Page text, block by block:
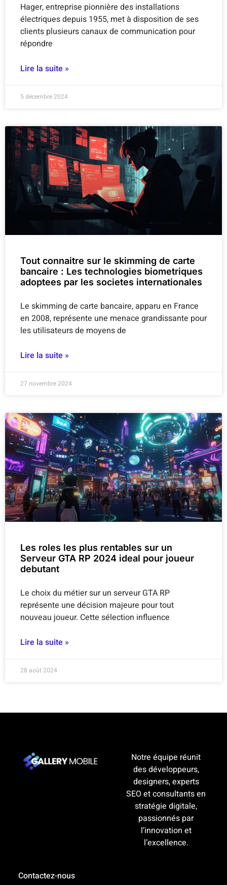
Hager, entreprise pionnière des installations
électriques depuis 1955, met à disposition de ses
clients plusieurs canaux de communication pour
répondre
Lire la suite »
5 décembre 2024
Tout connaitre sur le skimming de carte
bancaire : Les technologies biometriques
adoptees par les societes internationales
Le skimming de carte bancaire, apparu en France
en 2008, représente une menace grandissante pour
les utilisateurs de moyens de
Lire la suite »
27 novembre 2024
Les roles les plus rentables sur un
Serveur GTA RP 2024 ideal pour joueur
debutant
Le choix du métier sur un serveur GTA RP
représente une décision majeure pour tout
nouveau joueur. Cette sélection influence
Lire la suite »
28 août 2024
Notre équipe réunit
des développeurs,
designers, experts
SEO et consultants en
stratégie digitale,
passionnés par
l’innovation et
l’excellence.
Contactez-nous